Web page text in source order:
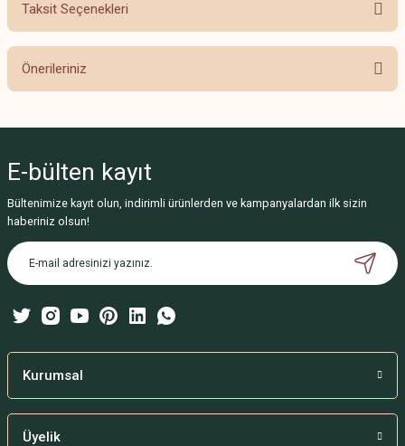
Bu ürüne ilk yorumu siz yapın!
Taksit Seçenekleri
Önerileriniz
Görüş ve önerileriniz için teşekkür ederiz.
Ürün resmi kalitesiz, bozuk veya görüntülenemiyor.
Ürün açıklamasında eksik bilgiler bulunuyor.
Ürün bilgilerinde hatalar bulunuyor.
Bu ürüne benzer farklı alternatifler olmalı.
E-bülten kayıt
Bültenimize kayıt olun, indirimli ürünlerden ve kampanyalardan ilk sizin
haberiniz olsun!
Kurumsal
Üyelik